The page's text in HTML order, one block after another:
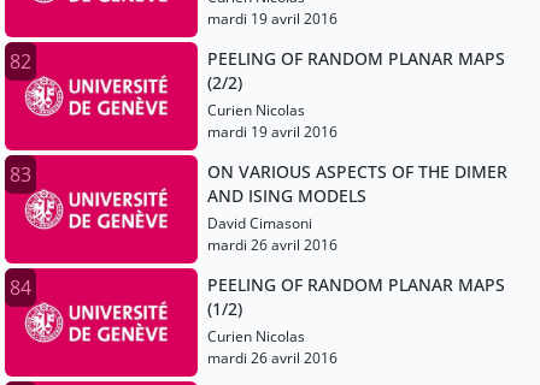
mardi 19 avril 2016
82
PEELING OF RANDOM PLANAR MAPS
(2/2)
Curien Nicolas
mardi 19 avril 2016
83
ON VARIOUS ASPECTS OF THE DIMER
AND ISING MODELS
David Cimasoni
mardi 26 avril 2016
84
PEELING OF RANDOM PLANAR MAPS
(1/2)
Curien Nicolas
mardi 26 avril 2016